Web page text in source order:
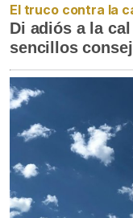
El truco contra la
Di adiós a la
sencillos